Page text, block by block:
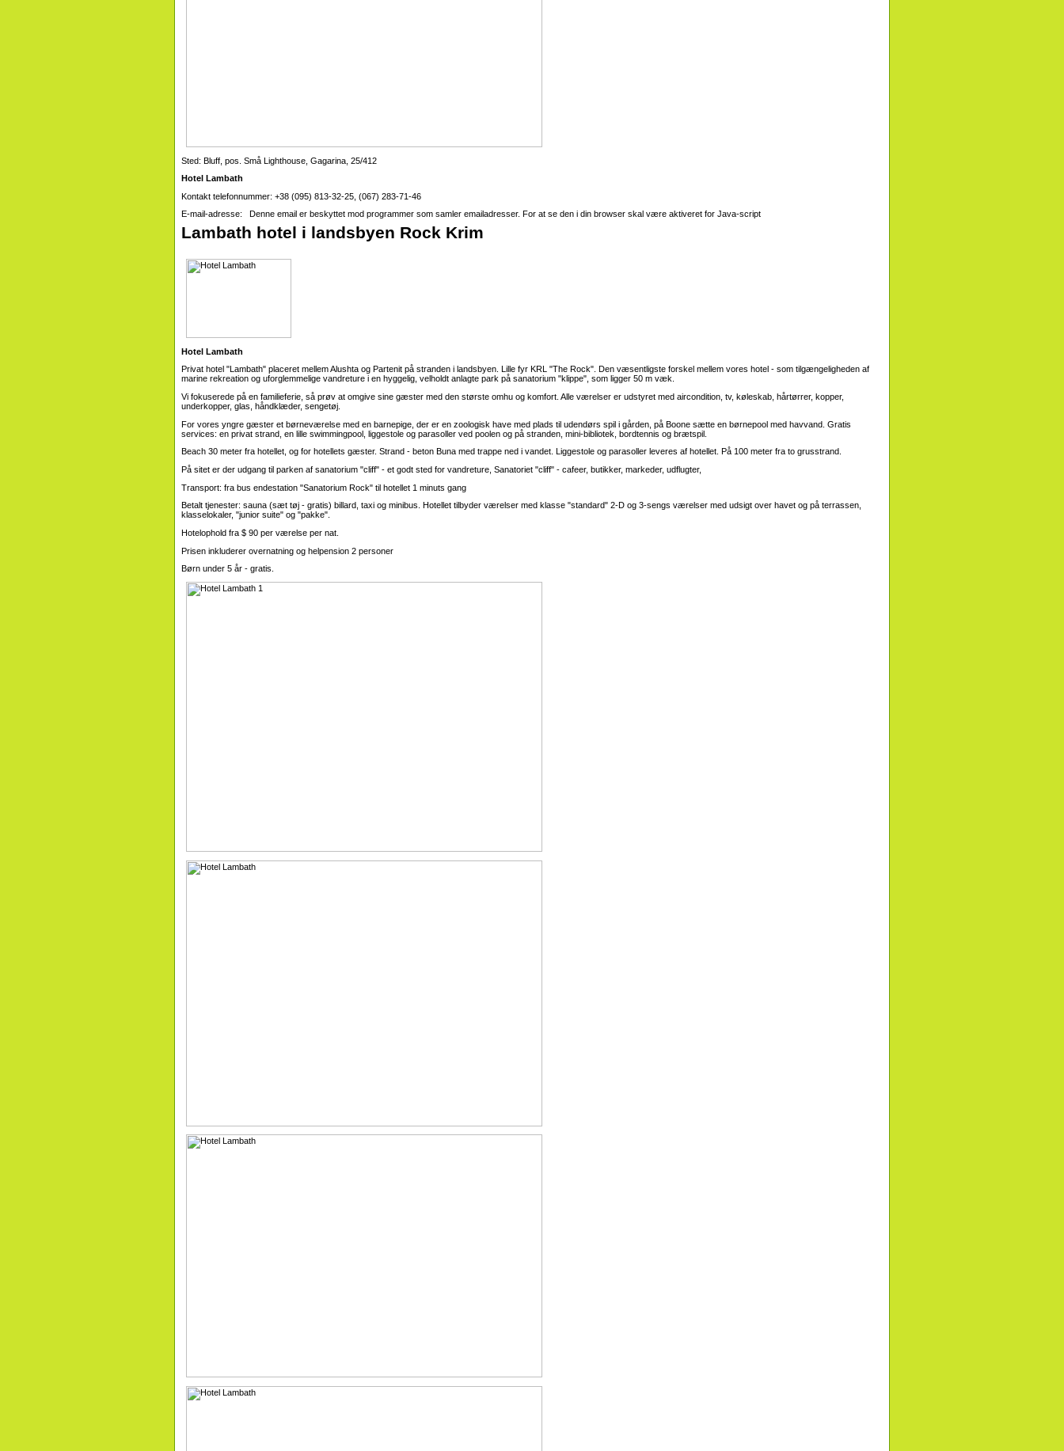
Sted: Bluff, pos. Små Lighthouse, Gagarina, 25/412
Hotel Lambath
Kontakt telefonnummer: +38 (095) 813-32-25, (067) 283-71-46
E-mail-adresse: Denne email er beskyttet mod programmer som samler emailadresser. For at se den i din browser skal være aktiveret for Java-script
Lambath hotel i landsbyen Rock Krim
Hotel Lambath
Privat hotel "Lambath" placeret mellem Alushta og Partenit på stranden i landsbyen. Lille fyr KRL "The Rock". Den væsentligste forskel mellem vores hotel - som tilgængeligheden af ​​
marine rekreation og uforglemmelige vandreture i en hyggelig, velholdt anlagte park på sanatorium "klippe", som ligger 50 m væk.
Vi fokuserede på en familieferie, så prøv at omgive sine gæster med den største omhu og komfort. Alle værelser er udstyret med aircondition, tv, køleskab, hårtørrer, kopper,
underkopper, glas, håndklæder, sengetøj.
For vores yngre gæster et børneværelse med en barnepige, der er en zoologisk have med plads til udendørs spil i gården, på Boone sætte en børnepool med havvand. Gratis
services: en privat strand, en lille swimmingpool, liggestole og parasoller ved poolen og på stranden, mini-bibliotek, bordtennis og brætspil.
Beach 30 meter fra hotellet, og for hotellets gæster. Strand - beton Buna med trappe ned i vandet. Liggestole og parasoller leveres af hotellet. På 100 meter fra to grusstrand.
På sitet er der udgang til parken af ​​sanatorium "cliff" - et godt sted for vandreture, Sanatoriet "cliff" - cafeer, butikker, markeder, udflugter,
Transport: fra bus endestation "Sanatorium Rock" til hotellet 1 minuts gang
Betalt tjenester: sauna (sæt tøj - gratis) billard, taxi og minibus. Hotellet tilbyder værelser med klasse "standard" 2-D og 3-sengs værelser med udsigt over havet og på terrassen,
klasselokaler, "junior suite" og "pakke".
Hotelophold fra $ 90 per værelse per nat.
Prisen inkluderer overnatning og helpension 2 personer
Børn under 5 år - gratis.